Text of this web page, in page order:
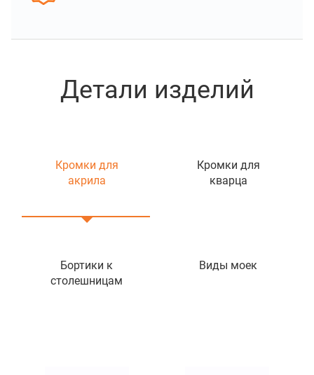
Детали изделий
Кромки для
акрила
Кромки для
кварца
Бортики к
столешницам
Виды моек